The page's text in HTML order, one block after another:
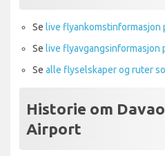
Se live flyankomstinformasjon
Se live flyavgangsinformasjon
Se alle flyselskaper og ruter
Historie om
Airport